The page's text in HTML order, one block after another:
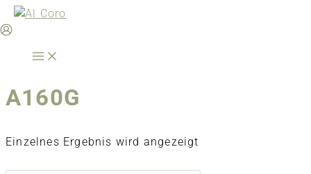
Zum
Inhalt
A160G
Einzelnes Ergebnis wird angezeigt